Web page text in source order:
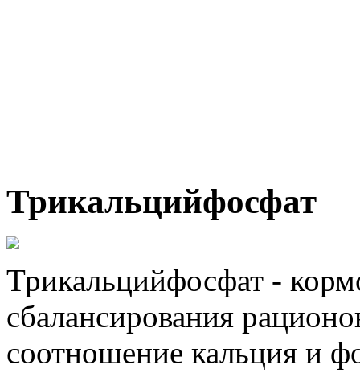
Трикальцийфосфат
Трикальцийфосфат -
сбалансирования
соотношение кальция и